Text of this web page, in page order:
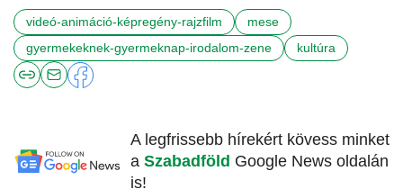
videó-animáció-képregény-rajzfilm
mese
gyermekeknek-gyermeknap-irodalom-zene
kultúra
A legfrissebb hírekért kövess minket
a Szabadföld Google News oldalán
is!